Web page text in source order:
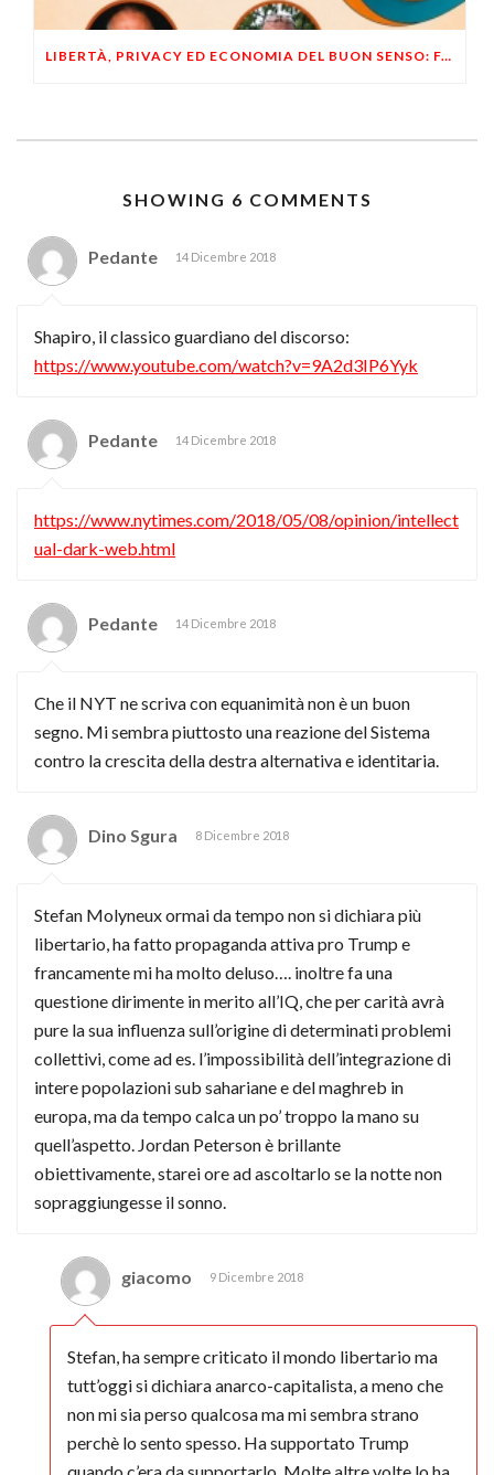
LIBERTÀ, PRIVACY ED ECONOMIA DEL BUON SENSO: FACCO E MUSUMECI A CASALECCHIO DI RENO (BO)
SHOWING 6 COMMENTS
Pedante 14 Dicembre 2018
Shapiro, il classico guardiano del discorso:
https://www.youtube.com/watch?v=9A2d3IP6Yyk
Pedante 14 Dicembre 2018
https://www.nytimes.com/2018/05/08/opinion/intellect
ual-dark-web.html
Pedante 14 Dicembre 2018
Che il NYT ne scriva con equanimità non è un buon
segno. Mi sembra piuttosto una reazione del Sistema
contro la crescita della destra alternativa e identitaria.
Dino Sgura 8 Dicembre 2018
Stefan Molyneux ormai da tempo non si dichiara più
libertario, ha fatto propaganda attiva pro Trump e
francamente mi ha molto deluso…. inoltre fa una
questione dirimente in merito all’IQ, che per carità avrà
pure la sua influenza sull’origine di determinati problemi
collettivi, come ad es. l’impossibilità dell’integrazione di
intere popolazioni sub sahariane e del maghreb in
europa, ma da tempo calca un po’ troppo la mano su
quell’aspetto. Jordan Peterson è brillante
obiettivamente, starei ore ad ascoltarlo se la notte non
sopraggiungesse il sonno.
giacomo 9 Dicembre 2018
Stefan, ha sempre criticato il mondo libertario ma
tutt’oggi si dichiara anarco-capitalista, a meno che
non mi sia perso qualcosa ma mi sembra strano
perchè lo sento spesso. Ha supportato Trump